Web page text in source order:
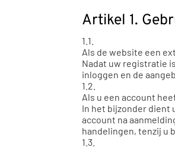
Artikel 1.
1.1.
Als de website een
Nadat uw registratie
inloggen en de
1.2.
Als u een account
In het bijzonder dient
account na
handelingen, tenzij u
1.3.